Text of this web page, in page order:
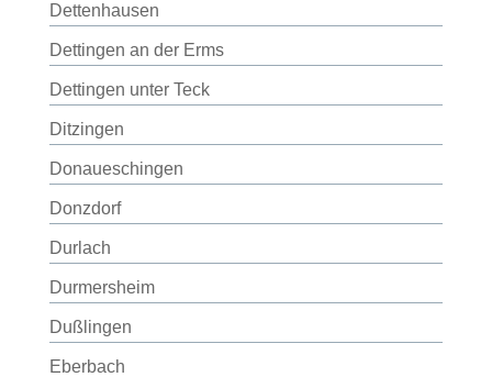
Dettenhausen
Dettingen an der Erms
Dettingen unter Teck
Ditzingen
Donaueschingen
Donzdorf
Durlach
Durmersheim
Dußlingen
Eberbach